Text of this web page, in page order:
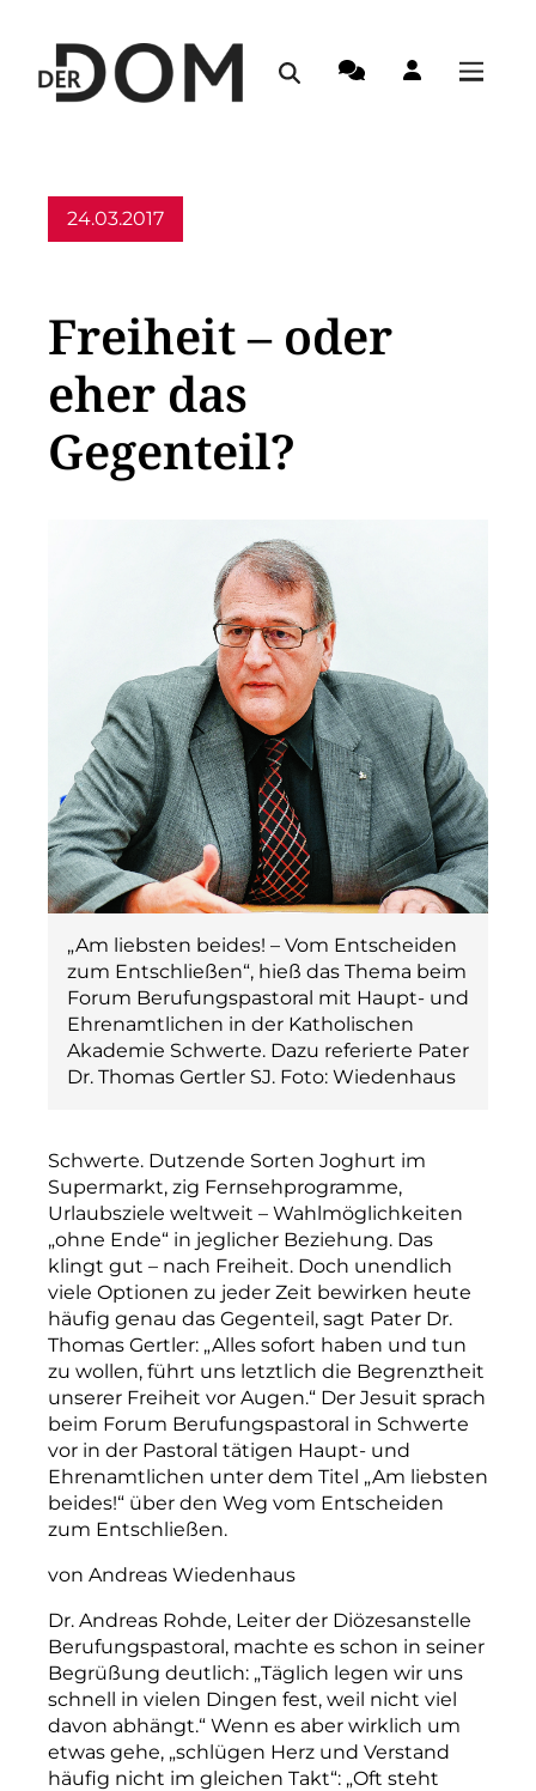
24.03.2017
Freiheit – oder
eher das
Gegenteil?
„Am liebsten beides! – Vom Entscheiden
zum Entschließen“, hieß das Thema beim
Forum Berufungspastoral mit Haupt- und
Ehrenamtlichen in der Katholischen
Akademie Schwerte. Dazu referierte Pater
Dr. Thomas Gertler SJ. Foto: Wiedenhaus
Schwerte. Dutzende Sorten Joghurt im
Supermarkt, zig Fernsehprogramme,
Urlaubsziele weltweit – Wahlmöglichkeiten
„ohne Ende“ in jeglicher Beziehung. Das
klingt gut – nach Freiheit. Doch unendlich
viele Optionen zu jeder Zeit bewirken heute
häufig genau das Gegenteil, sagt Pater Dr.
Thomas Gertler: „Alles sofort haben und tun
zu wollen, führt uns letztlich die Begrenztheit
unserer Freiheit vor Augen.“ Der Jesuit sprach
beim Forum Berufungspastoral in Schwerte
vor in der Pastoral tätigen Haupt- und
Ehrenamtlichen unter dem Titel „Am liebsten
beides!“ über den Weg vom Entscheiden
zum Entschließen.
von Andreas Wiedenhaus
Dr. Andreas Rohde, Leiter der Diözesanstelle
Berufungspastoral, machte es schon in seiner
Begrüßung deutlich: „Täglich legen wir uns
schnell in vielen Dingen fest, weil nicht viel
davon abhängt.“ Wenn es aber wirklich um
etwas gehe, „schlügen Herz und Verstand
häufig nicht im gleichen Takt“: „Oft steht